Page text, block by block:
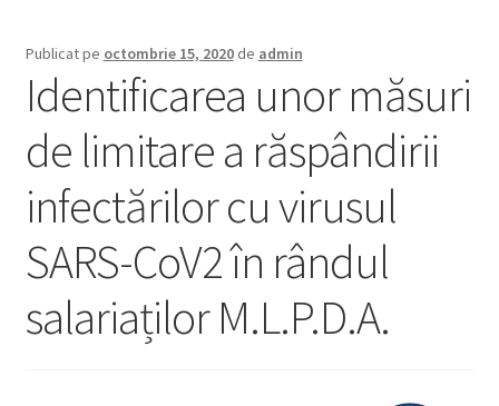
Adeziuni
Știri
Noutăți
Legislație
Legături utile
Publicat pe octombrie 15, 2020 de admin
Identificarea unor măsuri
de limitare a răspândirii
infectărilor cu virusul
SARS-CoV2 în rândul
salariaților M.L.P.D.A.